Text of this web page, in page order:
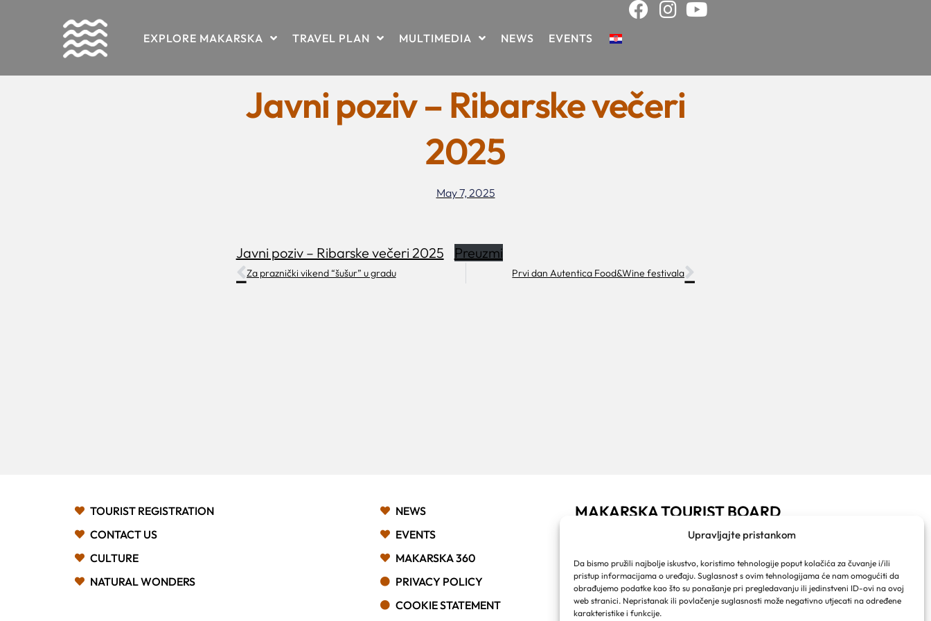
Upravljajte pristankom
Da bismo pružili najbolje iskustvo, koristimo tehnologije poput kolačića za čuvanje i/ili
pristup informacijama o uređaju. Suglasnost s ovim tehnologijama će nam omogućiti da
obrađujemo podatke kao što su ponašanje pri pregledavanju ili jedinstveni ID-ovi na ovoj
web stranici. Nepristanak ili povlačenje suglasnosti može negativno utjecati na određene
karakteristike i funkcije.
EXPLORE MAKARSKA TRAVEL PLAN MULTIMEDIA NEWS EVENTS
Javni poziv – Ribarske večeri
2025
May 7, 2025
Javni poziv – Ribarske večeri 2025 Preuzmi
Za praznički vikend “šušur” u gradu Prvi dan Autentica Food&Wine festivala
TOURIST REGISTRATION
CONTACT US
CULTURE
NATURAL WONDERS
NEWS
EVENTS
MAKARSKA 360
PRIVACY POLICY
COOKIE STATEMENT
MAKARSKA TOURIST BOARD
21 300 Makarska
Email: info@makarska-info.hr
Phone: +385 21 612 002/+385 21 650 076